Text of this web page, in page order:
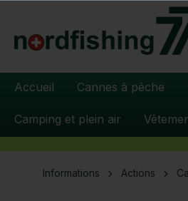
Passer à la navigation
Accueil Cannes à pêche
Camping et plein air
Informations Actions